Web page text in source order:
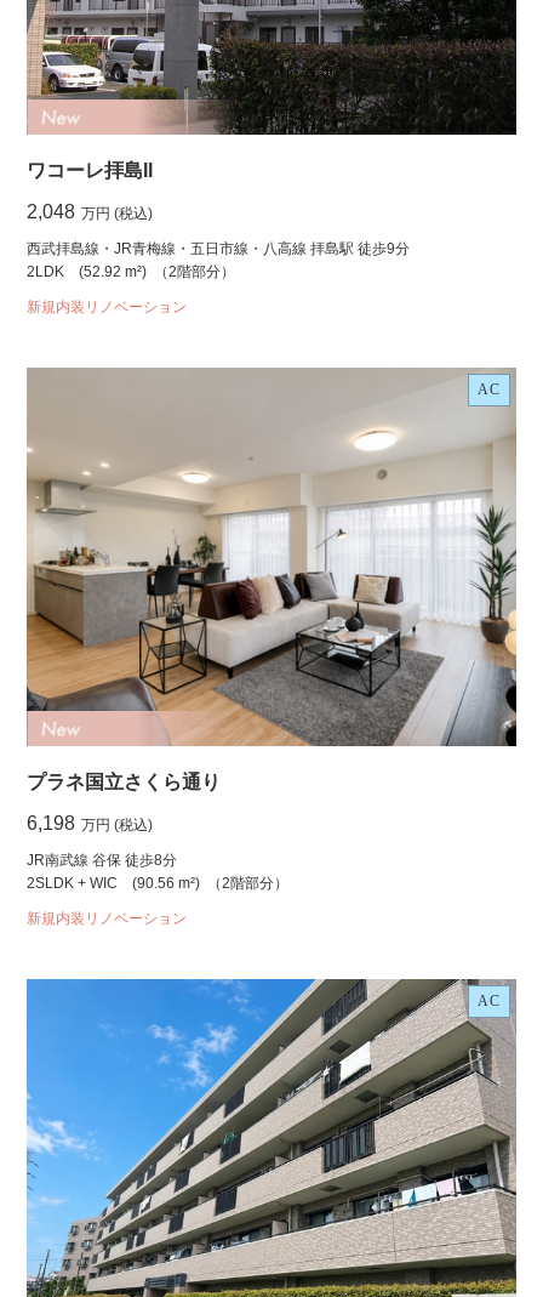
ワコーレ拝島II
2,048 万円 (税込)
西武拝島線・JR青梅線・五日市線・八高線 拝島駅 徒歩9分
2LDK
(52.92 m²) （2階部分）
新規内装リノベーション
AC
プラネ国立さくら通り
6,198 万円 (税込)
JR南武線 谷保 徒歩8分
2SLDK + WIC
(90.56 m²) （2階部分）
新規内装リノベーション
AC